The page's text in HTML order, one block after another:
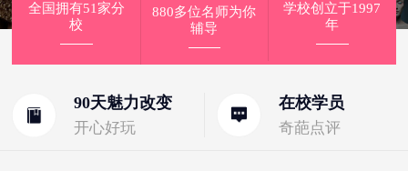
90天魅力改变
开心好玩
在校学员
奇葩点评
全国拥有51家分
校
880多位名师为你
辅导
学校创立于1997
年